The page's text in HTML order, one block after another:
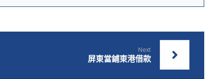
Next
屏東當鋪東港借款